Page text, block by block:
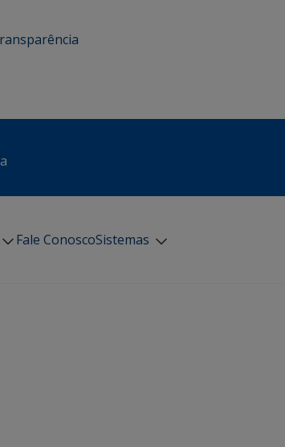
Fale ConoscoSistemas